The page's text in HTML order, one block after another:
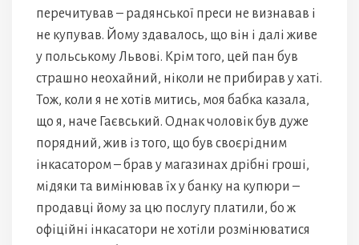
перечитував – радянської преси не визнавав і
не купував. Йому здавалось, що він і далі живе
у польському Львові. Крім того, цей пан був
страшно неохайний, ніколи не прибирав у хаті.
Тож, коли я не хотів митись, моя бабка казала,
що я, наче Гаєвський. Однак чоловік був дуже
порядний, жив із того, що був своєрідним
інкасатором – брав у магазинах дрібні гроші,
мідяки та вимінював їх у банку на купюри –
продавці йому за цю послугу платили, бо ж
офіційні інкасатори не хотіли розмінюватися